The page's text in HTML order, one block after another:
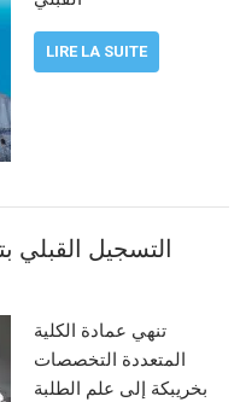
LIRE LA SUITE
التسجيل القبلي
تنهي عمادة الكلية
المتعددة التخصصات
بخريبكة إلى علم الطلبة